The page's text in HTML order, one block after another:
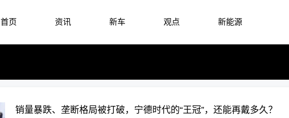
首页 资讯 新车 观点 新能源
销量暴跌、垄断格局被打破，宁德时代的“王冠”，还能再戴多久？